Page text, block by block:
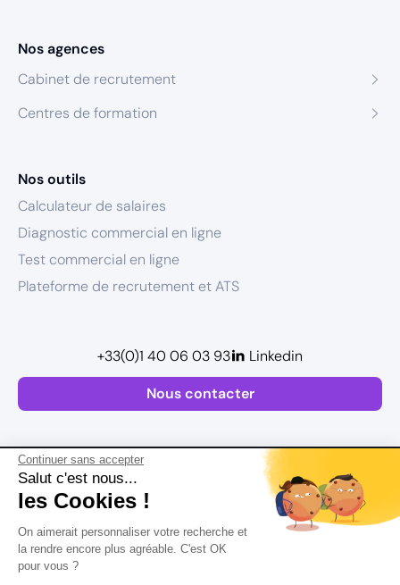
Continuer sans accepter
Salut c'est nous...
les Cookies !
On aimerait personnaliser votre recherche et
la rendre encore plus agréable. C'est OK
pour vous ?
Nos agences
Cabinet de recrutement
Centres de formation
Nos outils
Calculateur de salaires
Diagnostic commercial en ligne
Test commercial en ligne
Plateforme de recrutement et ATS
Nous contacter
+33(0)1 40 06 03 93 Linkedin
Plan de site
Mentions légales